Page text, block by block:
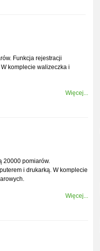
Funkcja rejestracji
komplecie walizeczka i
Więcej...
20000 pomiarów.
i drukarką. W komplecie
Więcej...